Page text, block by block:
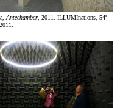
Antechamber , 2011. ILLUMInations, 54º